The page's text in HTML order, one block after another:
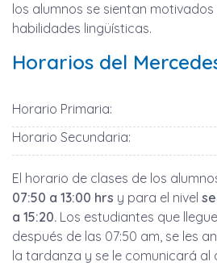
los alumnos se sientan
habilidades lingüísticas.
Horarios del
Horario Primaria:
Horario Secundaria:
El horario de clases de los
07:50 a 13:00 hrs y para el nivel
a 15:20. Los estudiantes que
después de las 07:50 am, se les
la tardanza y se le comunicará